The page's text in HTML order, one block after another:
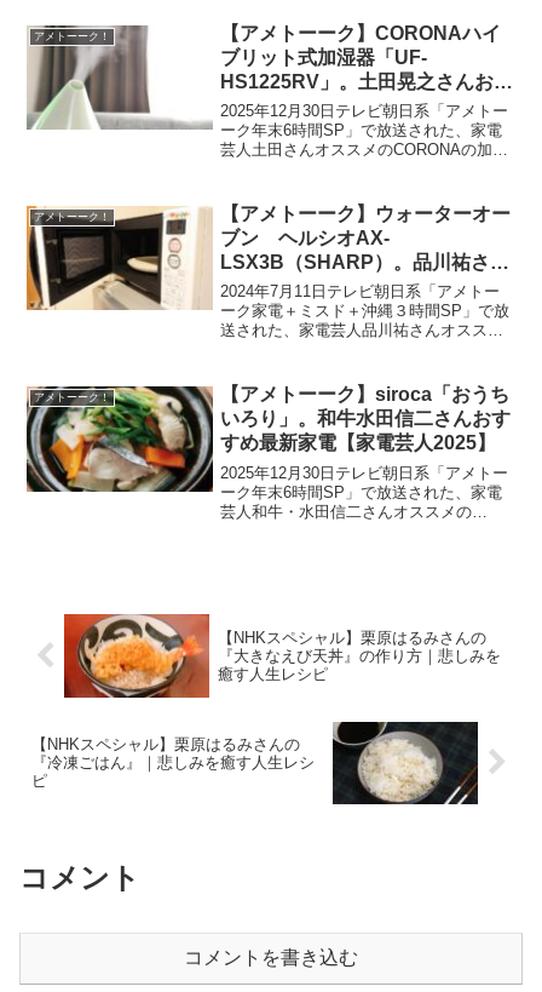
をご紹介します。豪華４企画の中の『...
アメトーーク！
【アメトーーク】CORONAハイ
ブリット式加湿器「UF-
HS1225RV」。土田晃之さんおす
すめ最新家電【家電芸人2025】
2025年12月30日テレビ朝日系「アメトー
ーク年末6時間SP」で放送された、家電
芸人土田さんオススメのCORONAの加湿
画の中の『家電芸人』。今回も土田晃
之...
アメトーーク！
【アメトーーク】ウォーターオー
ブン ヘルシオAX-
LSX3B（SHARP）。品川祐さん
おすすめ最新家電【家電芸人サマ
ーセール2024】
2024年7月11日テレビ朝日系「アメトー
ーク家電＋ミスド＋沖縄３時間SP」で放
送された、家電芸人品川祐さんオススメ
入方法をご紹介します。豪華３企画の中
の『家...
アメトーーク！
【アメトーーク】siroca「おうち
いろり」。和牛水田信二さんおす
すめ最新家電【家電芸人2025】
2025年12月30日テレビ朝日系「アメトー
ーク年末6時間SP」で放送された、家電
芸人和牛・水田信二さんオススメの
【NHKスペシャル】栗原はるみさんの
『大きなえび天丼』の作り方｜悲しみを
癒す人生レシピ
【NHKスペシャル】栗原はるみさんの
『冷凍ごはん』｜悲しみを癒す人生レシ
ピ
コメント
コメントを書き込む